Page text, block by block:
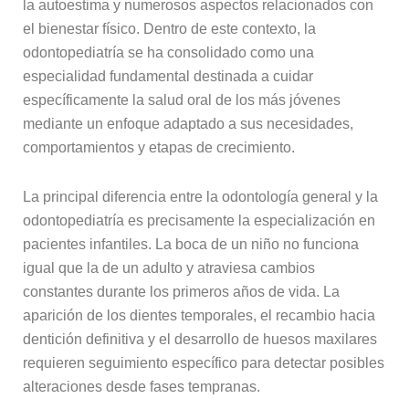
la autoestima y numerosos aspectos relacionados con
el bienestar físico. Dentro de este contexto, la
odontopediatría se ha consolidado como una
especialidad fundamental destinada a cuidar
específicamente la salud oral de los más jóvenes
mediante un enfoque adaptado a sus necesidades,
comportamientos y etapas de crecimiento.
La principal diferencia entre la odontología general y la
odontopediatría es precisamente la especialización en
pacientes infantiles. La boca de un niño no funciona
igual que la de un adulto y atraviesa cambios
constantes durante los primeros años de vida. La
aparición de los dientes temporales, el recambio hacia
dentición definitiva y el desarrollo de huesos maxilares
requieren seguimiento específico para detectar posibles
alteraciones desde fases tempranas.